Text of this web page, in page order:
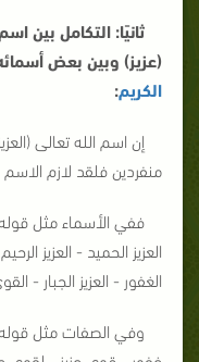
ثانيًا: التكامل بين
(عزيز) وبين بعض
الكريم:
إن اسم الله تعالى
منفردين فلقد لازم
ففي الأسماء مثل قوله
العزيز الحميد - العزيز
الغفور - العزيز الجبار -
وفي الصفات مثل قوله